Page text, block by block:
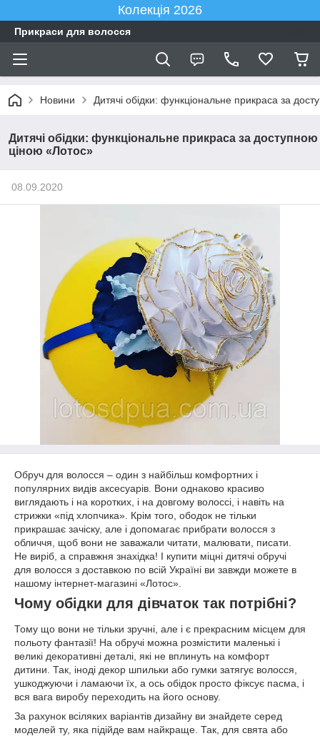
Колекція 2026
Прикраси для волосся
Новини Дитячі обідки: функціональне прикраса за
Дитячі обідки: функціональне прикраса за доступною
ціною «Лотос»
08.09.2020
Обруч для волосся – один з найбільш комфортних і
популярних видів аксесуарів. Вони однаково красиво
виглядають і на коротких, і на довгому волоссі, і навіть на
стрижки «під хлопчика». Крім того, ободок не тільки
прикрашає зачіску, але і допомагає прибрати волосся з
обличчя, щоб вони не заважали читати, малювати, писати.
Не виріб, а справжня знахідка! І купити міцні дитячі обручі
для волосся з доставкою по всій Україні ви завжди можете в
нашому інтернет-магазині «Лотос».
Чому обідки для дівчаток так потрібні?
Тому що вони не тільки зручні, але і є прекрасним місцем для
польоту фантазії! На обручі можна розмістити маленькі і
великі декоративні деталі, які не вплинуть на комфорт
дитини. Так, іноді декор шпильки або гумки затягує волосся,
ушкоджуючи і ламаючи їх, а ось обідок просто фіксує пасма, і
вся вага виробу переходить на його основу.
За рахунок всіляких варіантів дизайну ви знайдете серед
моделей ту, яка підійде вам найкраще. Так, для свята або